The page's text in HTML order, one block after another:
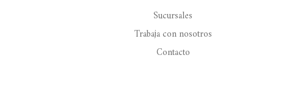
Sucursales
Trabaja con nosotros
Contacto